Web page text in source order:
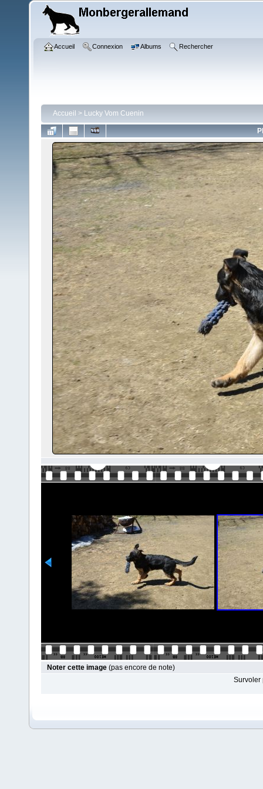
Accueil Connexion Albums Rechercher
Accueil > Lucky Vom Cuenin
Noter cette image (pas encore de note)
Survoler